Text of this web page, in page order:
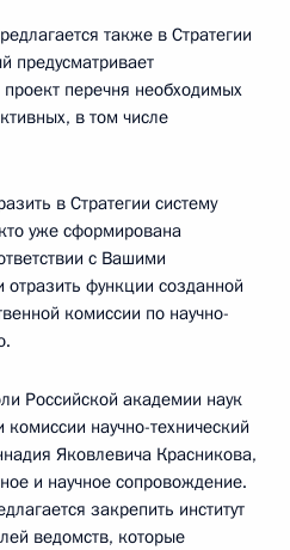
также в Стратегии
предусматривает
перечня необходимых
в том числе
в Стратегии систему
уже сформирована
с Вашими
функции созданной
комиссии по научно-
Российской академии наук
научно-технический
Яковлевича Красникова,
и научное сопровождение.
закрепить институт
ведомств, которые